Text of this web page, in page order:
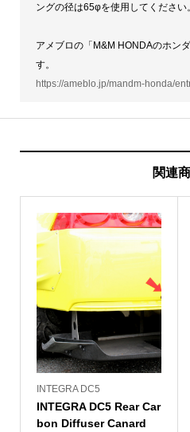
ングの径は65φを使用してください。
アメブロの「M&M HONDAのホン
す。
https://ameblo.jp/mandm-honda/
関連
INTEGRA DC5
INTEGRA DC5 Rear Car
bon Diffuser Canard